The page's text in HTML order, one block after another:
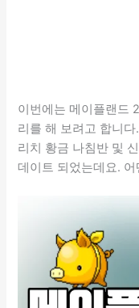
이번에는 메이플랜드
리를 해 보려고 합니
리치 황금 나침반 및
데이트 되었는데요.